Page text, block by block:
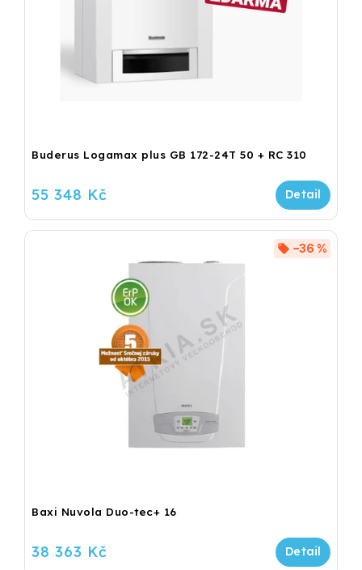
Buderus Logamax plus GB 172-24T 50 + RC 310
55 348 Kč
Baxi Nuvola Duo-tec+ 16
–36 %
38 363 Kč